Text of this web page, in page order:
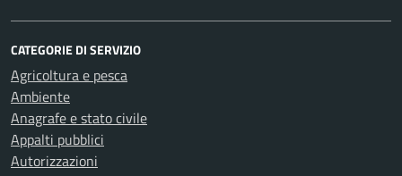
CATEGORIE DI SERVIZIO
Agricoltura e pesca
Ambiente
Anagrafe e stato civile
Appalti pubblici
Autorizzazioni